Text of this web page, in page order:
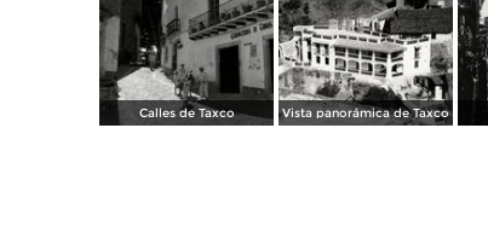
Calles de Taxco Vista panorámica de Taxco